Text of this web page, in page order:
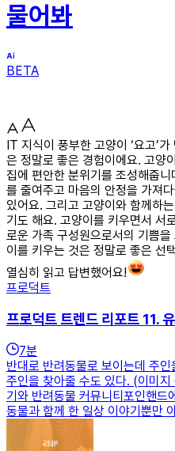
물어봐
BETA
IT 지식이 풍부한 고양이 ‘요고’
은 정말로 좋은 경험이에요. 고양
집에 편안한 분위기를 조성해줍
를 줄여주고 마음의 안정을 가져
있어요. 그리고 고양이와 함께하
기도 해요. 고양이를 키우면서 서
로운 가족 구성원으로서의 기쁨
이를 키우는 것은 정말로 좋은 선
열심히 읽고 답변했어요!
프로덕트
프로덕트 트렌드 리포트 11.
7분
반대로 반려동물로 보이는데 주
주인을 찾아줄 수도 있다. (이미
기와 반려동물 커뮤니티포인핸드
동물과 함께 한 일상 이야기뿐만